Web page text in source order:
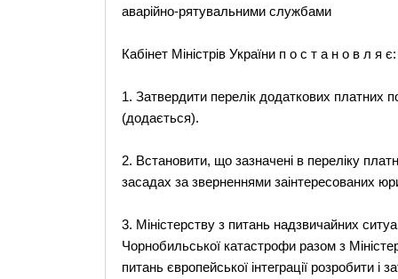
аварійно-рятувальними службами
Кабінет Міністрів України п о с т а н о в л я є:
1. Затвердити перелік додаткових платних
(додається).
2. Встановити, що зазначені в переліку
засадах за зверненнями заінтересованих
3. Міністерству з питань надзвичайних
Чорнобильської катастрофи разом з
питань європейської інтеграції розробити